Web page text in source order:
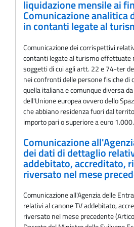
liquidazione mensile ai
Comunicazione analitica
in contanti legate al
Comunicazione dei corrispettivi
contanti legate al turismo effettuate
soggetti di cui agli artt. 22 e 74-ter
nei confronti delle persone fisiche di
quella italiana e comunque diversa
dell'Unione europea ovvero dello
che abbiano residenza fuori dal
importo pari o superiore a euro 1.000.
Comunicazione
dei dati di dettaglio
addebitato, accreditato,
riversato nel mese
Comunicazione all'Agenzia delle
relativi al canone TV addebitato,
riversato nel mese precedente